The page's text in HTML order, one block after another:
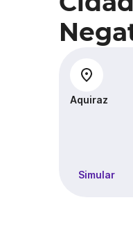
Aquiraz
Simular